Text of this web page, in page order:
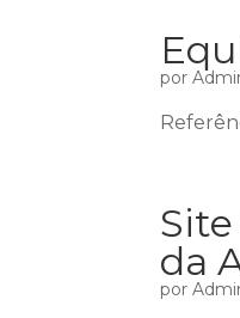
por
da
por